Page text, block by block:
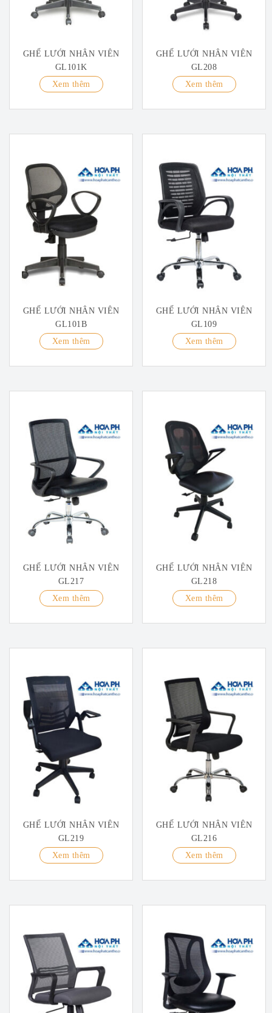
GHẾ LƯỚI NHÂN VIÊN
GL101K
Xem thêm
GHẾ LƯỚI NHÂN VIÊN
GL208
Xem thêm
GHẾ LƯỚI NHÂN VIÊN
GL101B
Xem thêm
GHẾ LƯỚI NHÂN VIÊN
GL109
Xem thêm
GHẾ LƯỚI NHÂN VIÊN
GL217
Xem thêm
GHẾ LƯỚI NHÂN VIÊN
GL218
Xem thêm
GHẾ LƯỚI NHÂN VIÊN
GL219
Xem thêm
GHẾ LƯỚI NHÂN VIÊN
GL216
Xem thêm